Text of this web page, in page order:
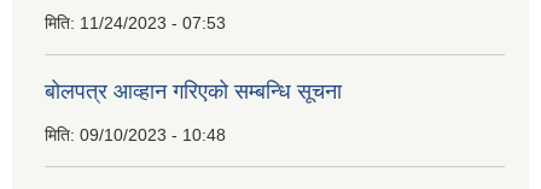
मिति: 11/24/2023 - 07:53
बोलपत्र आव्हान गरिएको सम्बन्धि सूचना
मिति: 09/10/2023 - 10:48